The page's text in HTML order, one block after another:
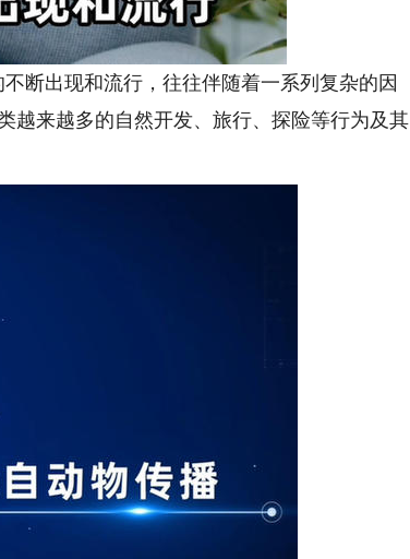
断出现和流行，往往伴随着一系列复杂的因
越来越多的自然开发、旅行、探险等行为及其